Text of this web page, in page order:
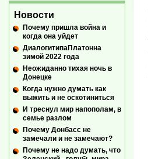
Новости
Почему пришла война и
когда она уйдет
ДиалогитипаПлатонна
зимой 2022 года
Неожиданно тихая ночь в
Донецке
Когда нужно думать как
выжить и не оскотиниться
И треснул мир напополам, в
семье разлом
Почему Донбасс не
замечали и не замечают?
Почему не надо думать, что